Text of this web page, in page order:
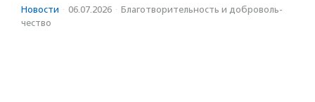
Новости · 06.07.2026 · Благотвори­тель­ность и доброволь­
чест­во